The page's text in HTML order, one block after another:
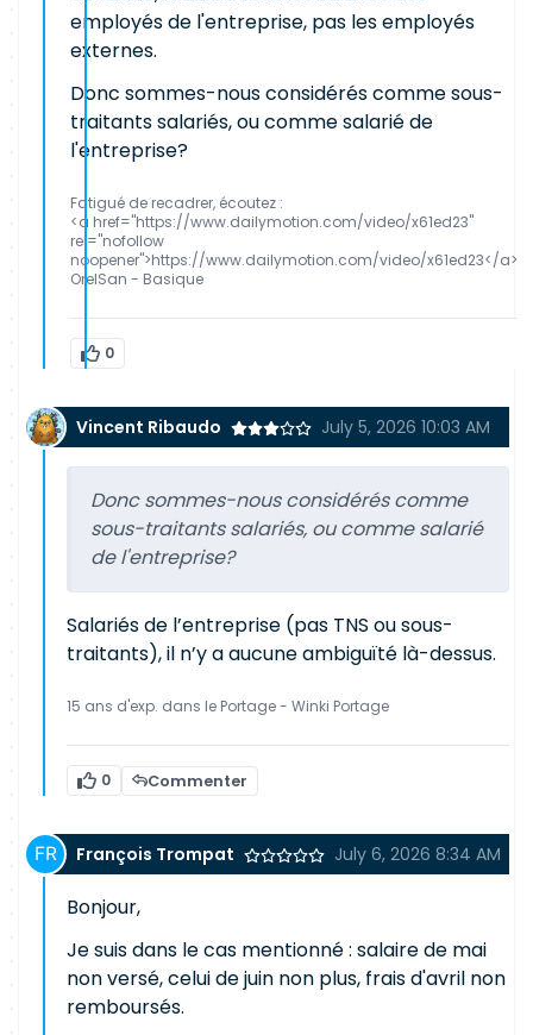
employés de l'entreprise, pas les employés
externes.
Donc sommes-nous considérés comme sous-
traitants salariés, ou comme salarié de
l'entreprise?
Fatigué de recadrer, écoutez :
<a href="https://www.dailymotion.com/video/x61ed23"
rel="nofollow
noopener">https://www.dailymotion.com/video/x61ed23</a>
OrelSan - Basique
0
Vincent Ribaudo July 5, 2026 10:03 AM
Donc sommes-nous considérés comme
sous-traitants salariés, ou comme salarié
de l'entreprise?
Salariés de l’entreprise (pas TNS ou sous-
traitants), il n’y a aucune ambiguïté là-dessus.
15 ans d'exp. dans le Portage - Winki Portage
0 Commenter
François Trompat July 6, 2026 8:34 AM
Bonjour,
Je suis dans le cas mentionné : salaire de mai
non versé, celui de juin non plus, frais d'avril non
remboursés.